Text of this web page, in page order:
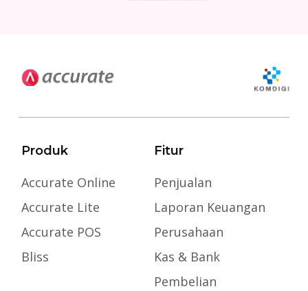
Produk
Accurate Online
Accurate Lite
Accurate POS
Bliss
Fitur
Penjualan
Laporan Keuangan
Perusahaan
Kas & Bank
Pembelian